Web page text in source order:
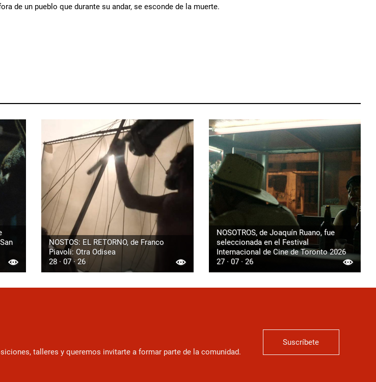
de un pueblo que durante su andar, se esconde de la muerte.
NOSTOS: EL RETORNO, de Franco
Piavoli: Otra Odisea
28 · 07 · 26
NOSOTROS, de Joaquín Ruano, fue
seleccionada en el Festival
Internacional de Cine de Toronto 2026
27 · 07 · 26
talleres y queremos invitarte a formar parte de la comunidad.
Suscríbete